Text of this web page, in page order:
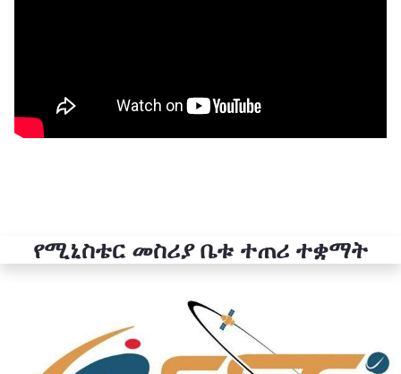
የሚኒስቴር መስሪያ ቤቱ ተጠሪ ተቋማት